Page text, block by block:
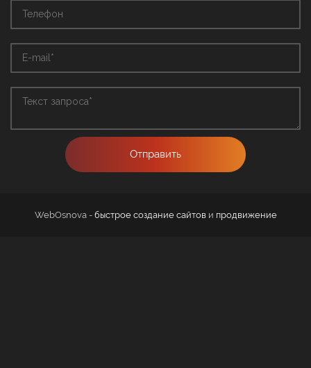
Отправить
WebOsnova - быстрое создание сайтови продвижение